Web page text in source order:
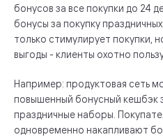
бонусов за все покупки до 24
бонусы за покупку
только стимулирует покупки,
выгоды - клиенты охотно
Например: продуктовая сеть
повышенный бонусный кешбэк
праздничные наборы.
одновременно накапливают